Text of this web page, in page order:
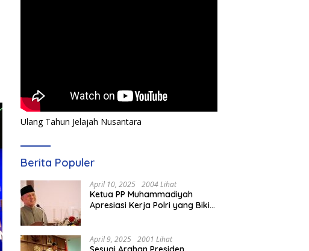
Ulang Tahun Jelajah Nusantara
Berita Populer
April 10, 2025 2004 Lihat
Ketua PP Muhammadiyah
Apresiasi Kerja Polri yang Bikin
April 9, 2025 2001 Lihat